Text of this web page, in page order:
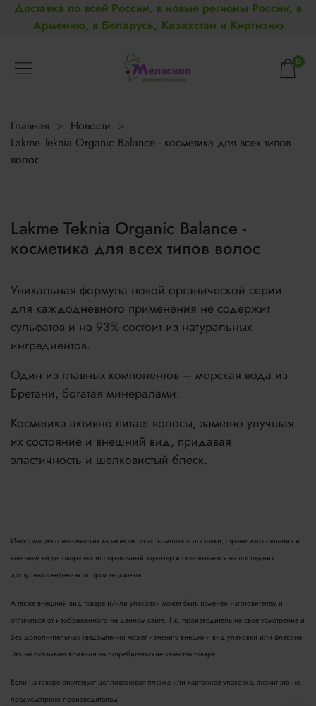
Доставка по всей России, в новые регионы России, в
Армению, в Беларусь, Казахстан и Киргизию
0
Главная
Новости
Lakme Teknia Organic Balance - косметика для всех типов
волос
Lakme Teknia Organic Balance -
косметика для всех типов волос
Уникальная формула новой органической серии
для каждодневного применения не содержит
сульфатов и на 93% состоит из натуральных
ингредиентов.
Один из главных компонентов – морская вода из
Бретани, богатая минералами.
Косметика активно питает волосы, заметно улучшая
их состояние и внешний вид, придавая
эластичность и шелковистый блеск.
Информация о технических характеристиках, комплекте поставки, стране изготовления и
внешнем виде товара носит справочный характер и основывается на последних
доступных сведениях от производителя
А также внешний вид товара и/или упаковки может быть изменён изготовителем и
отличаться от изображенного на данном сайте. Т.к. производитель на свое усмотрение и
без дополнительных уведомлений может изменить внешний вид упаковки или флакона.
Это не оказывает влияния на потребительские качества товара.
Если на товаре отсутствует целлофановая пленка или картонная упаковка, значит это не
предусмотрено производителем.